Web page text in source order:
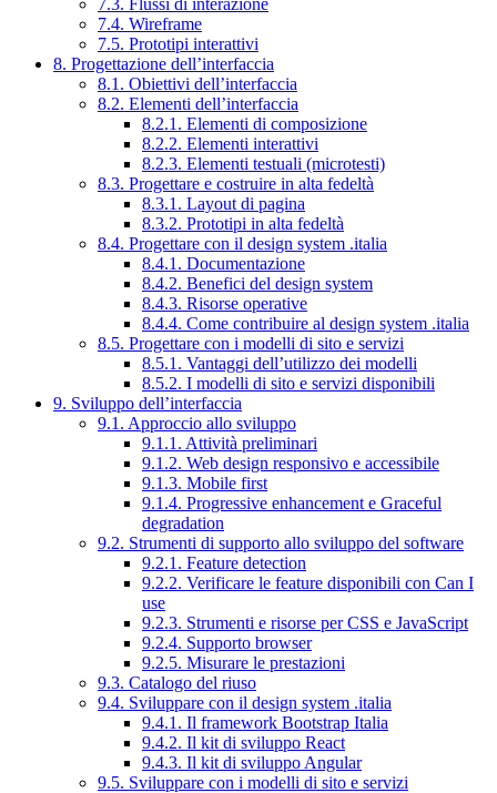
7.3. Flussi di interazione
7.4. Wireframe
7.5. Prototipi interattivi
8. Progettazione dell’interfaccia
8.1. Obiettivi dell’interfaccia
8.2. Elementi dell’interfaccia
8.2.1. Elementi di composizione
8.2.2. Elementi interattivi
8.2.3. Elementi testuali (microtesti)
8.3. Progettare e costruire in alta fedeltà
8.3.1. Layout di pagina
8.3.2. Prototipi in alta fedeltà
8.4. Progettare con il design system .italia
8.4.1. Documentazione
8.4.2. Benefici del design system
8.4.3. Risorse operative
8.4.4. Come contribuire al design system .italia
8.5. Progettare con i modelli di sito e servizi
8.5.1. Vantaggi dell’utilizzo dei modelli
8.5.2. I modelli di sito e servizi disponibili
9. Sviluppo dell’interfaccia
9.1. Approccio allo sviluppo
9.1.1. Attività preliminari
9.1.2. Web design responsivo e accessibile
9.1.3. Mobile first
9.1.4. Progressive enhancement e Graceful
degradation
9.2. Strumenti di supporto allo sviluppo del software
9.2.1. Feature detection
9.2.2. Verificare le feature disponibili con Can I
use
9.2.3. Strumenti e risorse per CSS e JavaScript
9.2.4. Supporto browser
9.2.5. Misurare le prestazioni
9.3. Catalogo del riuso
9.4. Sviluppare con il design system .italia
9.4.1. Il framework Bootstrap Italia
9.4.2. Il kit di sviluppo React
9.4.3. Il kit di sviluppo Angular
9.5. Sviluppare con i modelli di sito e servizi